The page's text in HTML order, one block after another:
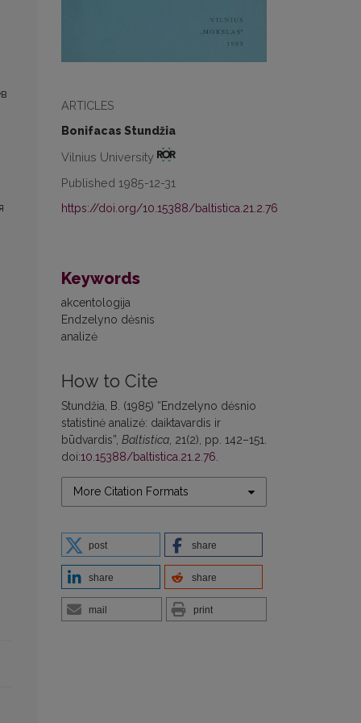
ARTICLES
Bonifacas Stundžia
Vilnius University
Published 1985-12-31
https://doi.org/10.15388/baltistica.21.2.76
Keywords
akcentologija
Endzelyno dėsnis
analizė
How to Cite
Stundžia, B. (1985) “Endzelyno dėsnio
statistinė analizė: daiktavardis ir
būdvardis”, Baltistica , 21(2), pp. 142–151.
doi:10.15388/baltistica.21.2.76
More Citation Formats
post share
share share
mail print